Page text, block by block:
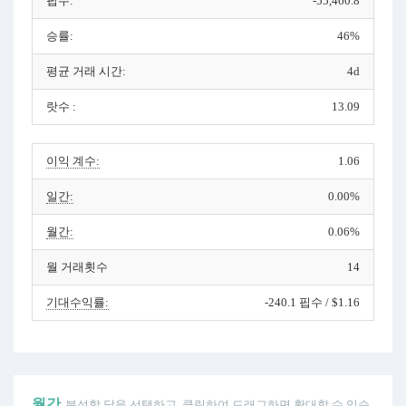
승률: 46%
평균 거래 시간: 4d
랏수 : 13.09
이익 계수: 1.06
일간: 0.00%
월간: 0.06%
월 거래횟수 14
기대수익률: -240.1 핍수 / $1.16